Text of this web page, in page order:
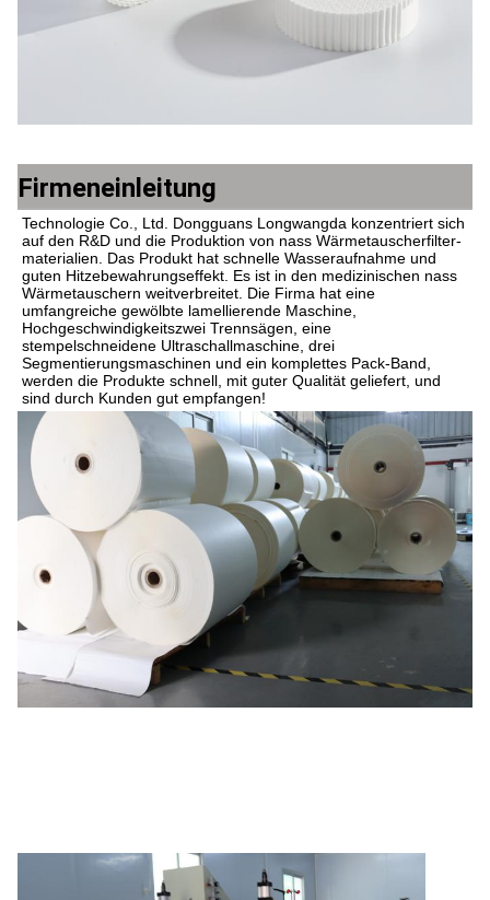
Firmeneinleitung
Technologie Co., Ltd. Dongguans Longwangda konzentriert sich
auf den R&D und die Produktion von nass Wärmetauscherfilter-
materialien. Das Produkt hat schnelle Wasseraufnahme und
guten Hitzebewahrungseffekt. Es ist in den medizinischen nass
Wärmetauschern weitverbreitet. Die Firma hat eine
umfangreiche gewölbte lamellierende Maschine,
Hochgeschwindigkeitszwei Trennsägen, eine
stempelschneidene Ultraschallmaschine, drei
Segmentierungsmaschinen und ein komplettes Pack-Band,
werden die Produkte schnell, mit guter Qualität geliefert, und
sind durch Kunden gut empfangen!